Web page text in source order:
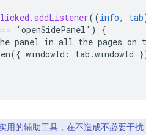
.addListener((info, tab
'openSidePanel')
{
panel in all the pages on
windowId : tab .windowId }
用的辅助工具，在不造成不必要干扰